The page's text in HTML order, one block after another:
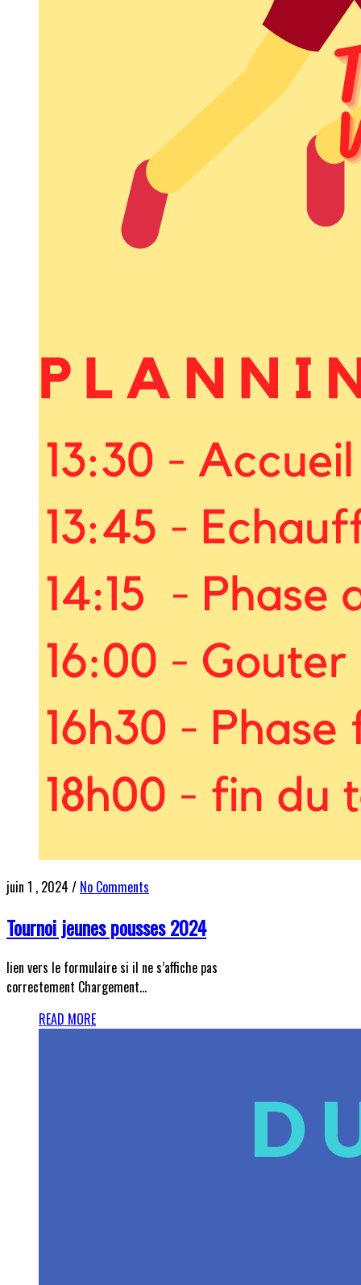
juin 1 , 2024 / No Comments
Tournoi jeunes pousses 2024
lien vers le formulaire si il ne s’affiche pas
correctement Chargement…
READ MORE